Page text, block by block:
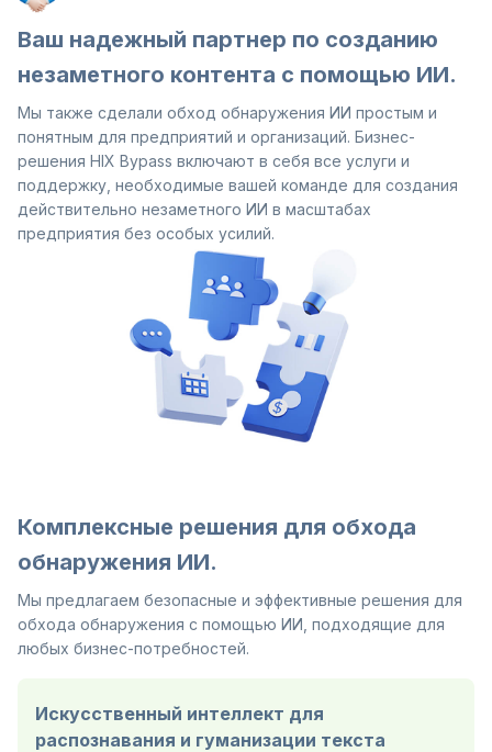
Ваш надежный партнер по созданию
незаметного контента с помощью ИИ.
Мы также сделали обход обнаружения ИИ простым и
понятным для предприятий и организаций. Бизнес-
решения HIX Bypass включают в себя все услуги и
поддержку, необходимые вашей команде для создания
действительно незаметного ИИ в масштабах
предприятия без особых усилий.
Комплексные решения для обхода
обнаружения ИИ.
Мы предлагаем безопасные и эффективные решения для
обхода обнаружения с помощью ИИ, подходящие для
любых бизнес-потребностей.
Искусственный интеллект для
распознавания и гуманизации текста